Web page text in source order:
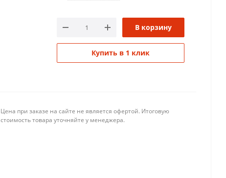
В корзину
Купить в 1 клик
Цена при заказе на сайте не является офертой. Итоговую
стоимость товара уточняйте у менеджера.